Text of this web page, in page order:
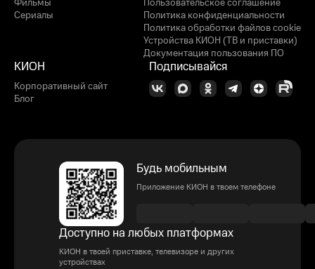
Фильмы
Сериалы
Пользовательское соглашение
Политика конфиденциальности
Политика обработки файлов cookie
Устройства КИОН (ТВ и приставки)
Документация пользования ПО
КИОН
Корпоративный сайт
Блог
Подписывайся
Будь мобильным
Приложение КИОН в твоем телефоне
Доступно на любых платформах
КИОН в твоей приставке, телевизоре и других
устройствах